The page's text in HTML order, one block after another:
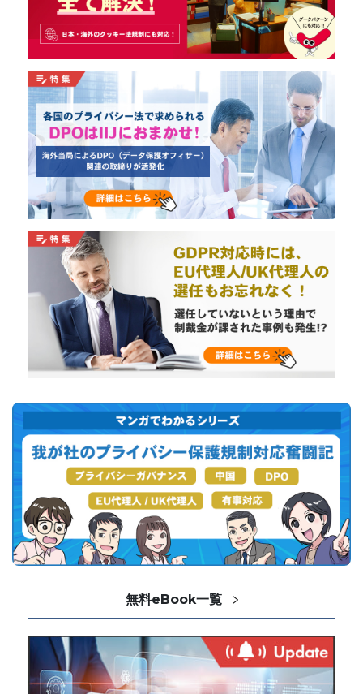
無料eBook一覧